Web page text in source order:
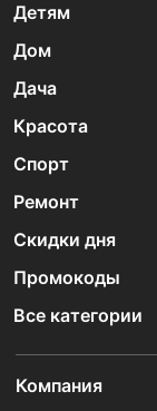
Детям
Дом
Дача
Красота
Спорт
Ремонт
Скидки дня
Промокоды
Все категории
Компания